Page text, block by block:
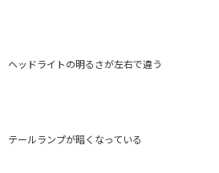
ヘッドライトの明るさが左右で違う
テールランプが暗くなっている